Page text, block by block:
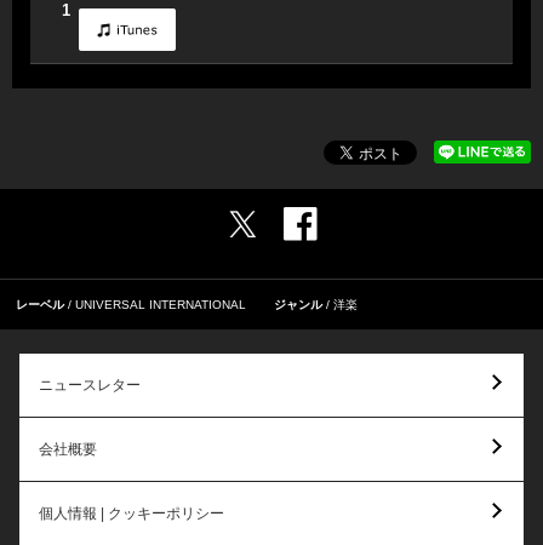
1
レーベル UNIVERSAL INTERNATIONAL ジャンル 洋楽
ニュースレター
会社概要
個人情報 | クッキーポリシー